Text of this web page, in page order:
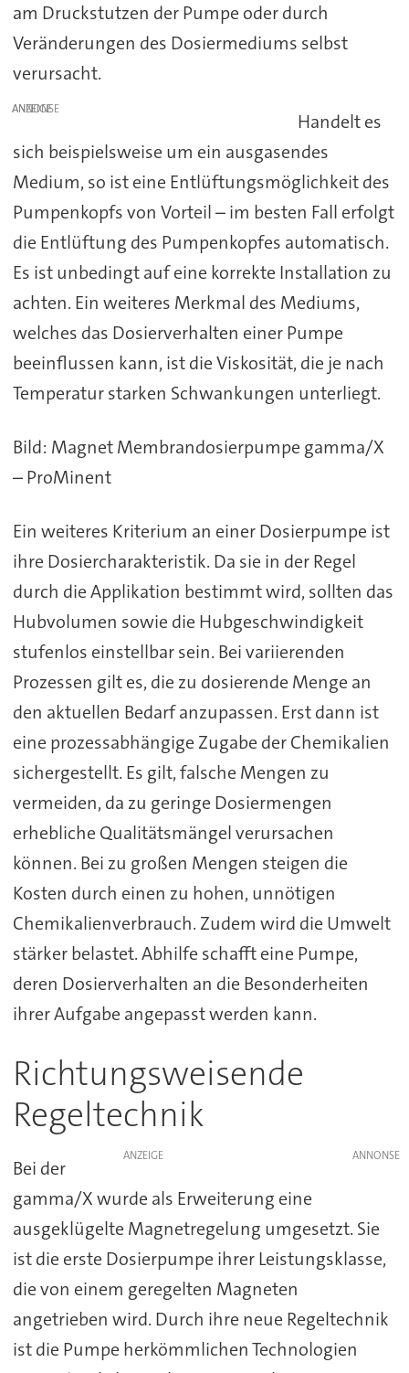
am Druckstutzen der Pumpe oder durch
Veränderungen des Dosiermediums selbst
verursacht.
ANZEIGE
Handelt es
sich beispielsweise um ein ausgasendes
Medium, so ist eine Entlüftungsmöglichkeit des
Pumpenkopfs von Vorteil – im besten Fall erfolgt
die Entlüftung des Pumpenkopfes automatisch.
Es ist unbedingt auf eine korrekte Installation zu
achten. Ein weiteres Merkmal des Mediums,
welches das Dosierverhalten einer Pumpe
beeinflussen kann, ist die Viskosität, die je nach
Temperatur starken Schwankungen unterliegt.
Bild: Magnet Membrandosierpumpe gamma/X
– ProMinent
Ein weiteres Kriterium an einer Dosierpumpe ist
ihre Dosiercharakteristik. Da sie in der Regel
durch die Applikation bestimmt wird, sollten das
Hubvolumen sowie die Hubgeschwindigkeit
stufenlos einstellbar sein. Bei variierenden
Prozessen gilt es, die zu dosierende Menge an
den aktuellen Bedarf anzupassen. Erst dann ist
eine prozessabhängige Zugabe der Chemikalien
sichergestellt. Es gilt, falsche Mengen zu
vermeiden, da zu geringe Dosiermengen
erhebliche Qualitätsmängel verursachen
können. Bei zu großen Mengen steigen die
Kosten durch einen zu hohen, unnötigen
Chemikalienverbrauch. Zudem wird die Umwelt
stärker belastet. Abhilfe schafft eine Pumpe,
deren Dosierverhalten an die Besonderheiten
ihrer Aufgabe angepasst werden kann.
Richtungsweisende
Regeltechnik
ANZEIGE
Bei der
gamma/X wurde als Erweiterung eine
ausgeklügelte Magnetregelung umgesetzt. Sie
ist die erste Dosierpumpe ihrer Leistungsklasse,
die von einem geregelten Magneten
angetrieben wird. Durch ihre neue Regeltechnik
ist die Pumpe herkömmlichen Technologien